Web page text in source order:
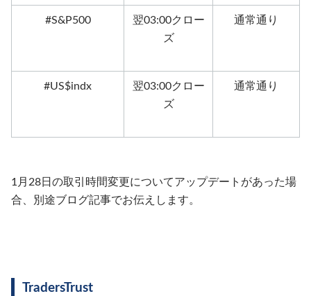
#S&P500
翌03:00クロー
ズ
通常通り
#US$indx
翌03:00クロー
ズ
通常通り
1月28日の取引時間変更についてアップデートがあった場
合、別途ブログ記事でお伝えします。
TradersTrust